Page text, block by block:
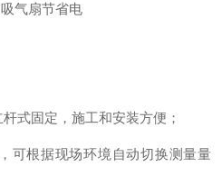
气扇节省电
式固定，施工和安装方便；
可根据现场环境自动切换测量量